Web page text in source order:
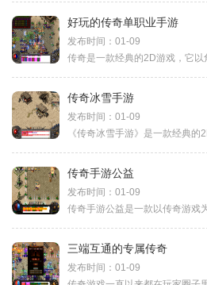
好玩的传奇单职业手游
发布时间：01-09
传奇冰雪手游
发布时间：01-09
传奇手游公益
发布时间：01-09
三端互通的专属传奇
发布时间：01-09